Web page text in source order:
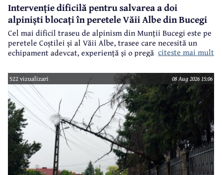
Intervenție dificilă pentru salvarea a doi
alpiniști blocați în peretele Văii Albe din Bucegi
Cel mai dificil traseu de alpinism din Munții Bucegi este pe
peretele Coștilei și al Văii Albe, trasee care necesită un
echipament adevcat, experiență și o pregătire specifică.
citeste mai mult
522 vizualizari 08 Aug 2026 15:06